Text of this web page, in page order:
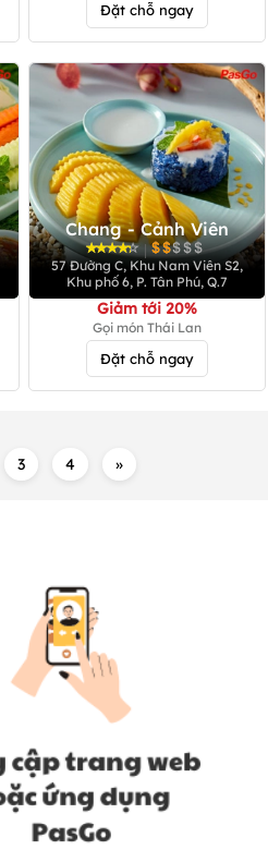
Đặt chỗ ngay
Chang - Cảnh Viên
|
57 Đường C, Khu Nam Viên S2,
Khu phố 6, P. Tân Phú, Q.7
Giảm tới 20%
Gọi món Thái Lan
Đặt chỗ ngay
3 4 »